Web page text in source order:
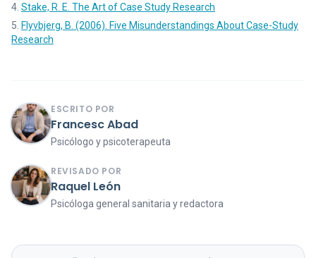
Stake, R. E. The Art of Case Study Research
Flyvbjerg, B. (2006). Five Misunderstandings About Case-Study
Research
ESCRITO POR
Francesc Abad
Psicólogo y psicoterapeuta
REVISADO POR
Raquel León
Psicóloga general sanitaria y redactora